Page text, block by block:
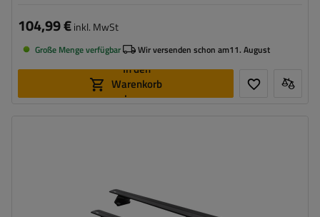
104,99 €inkl. MwSt
Große Menge verfügbar Wir versenden schon am11. August
In den
Warenkorb
legen